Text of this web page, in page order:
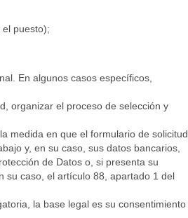
puesto);
En algunos casos específicos,
organizar el proceso de selección y
medida en que el formulario de solicitud
y, en su caso, sus datos bancarios,
de Datos o, si presenta su
su caso, el artículo 88, apartado 1 del
la base legal es su consentimiento